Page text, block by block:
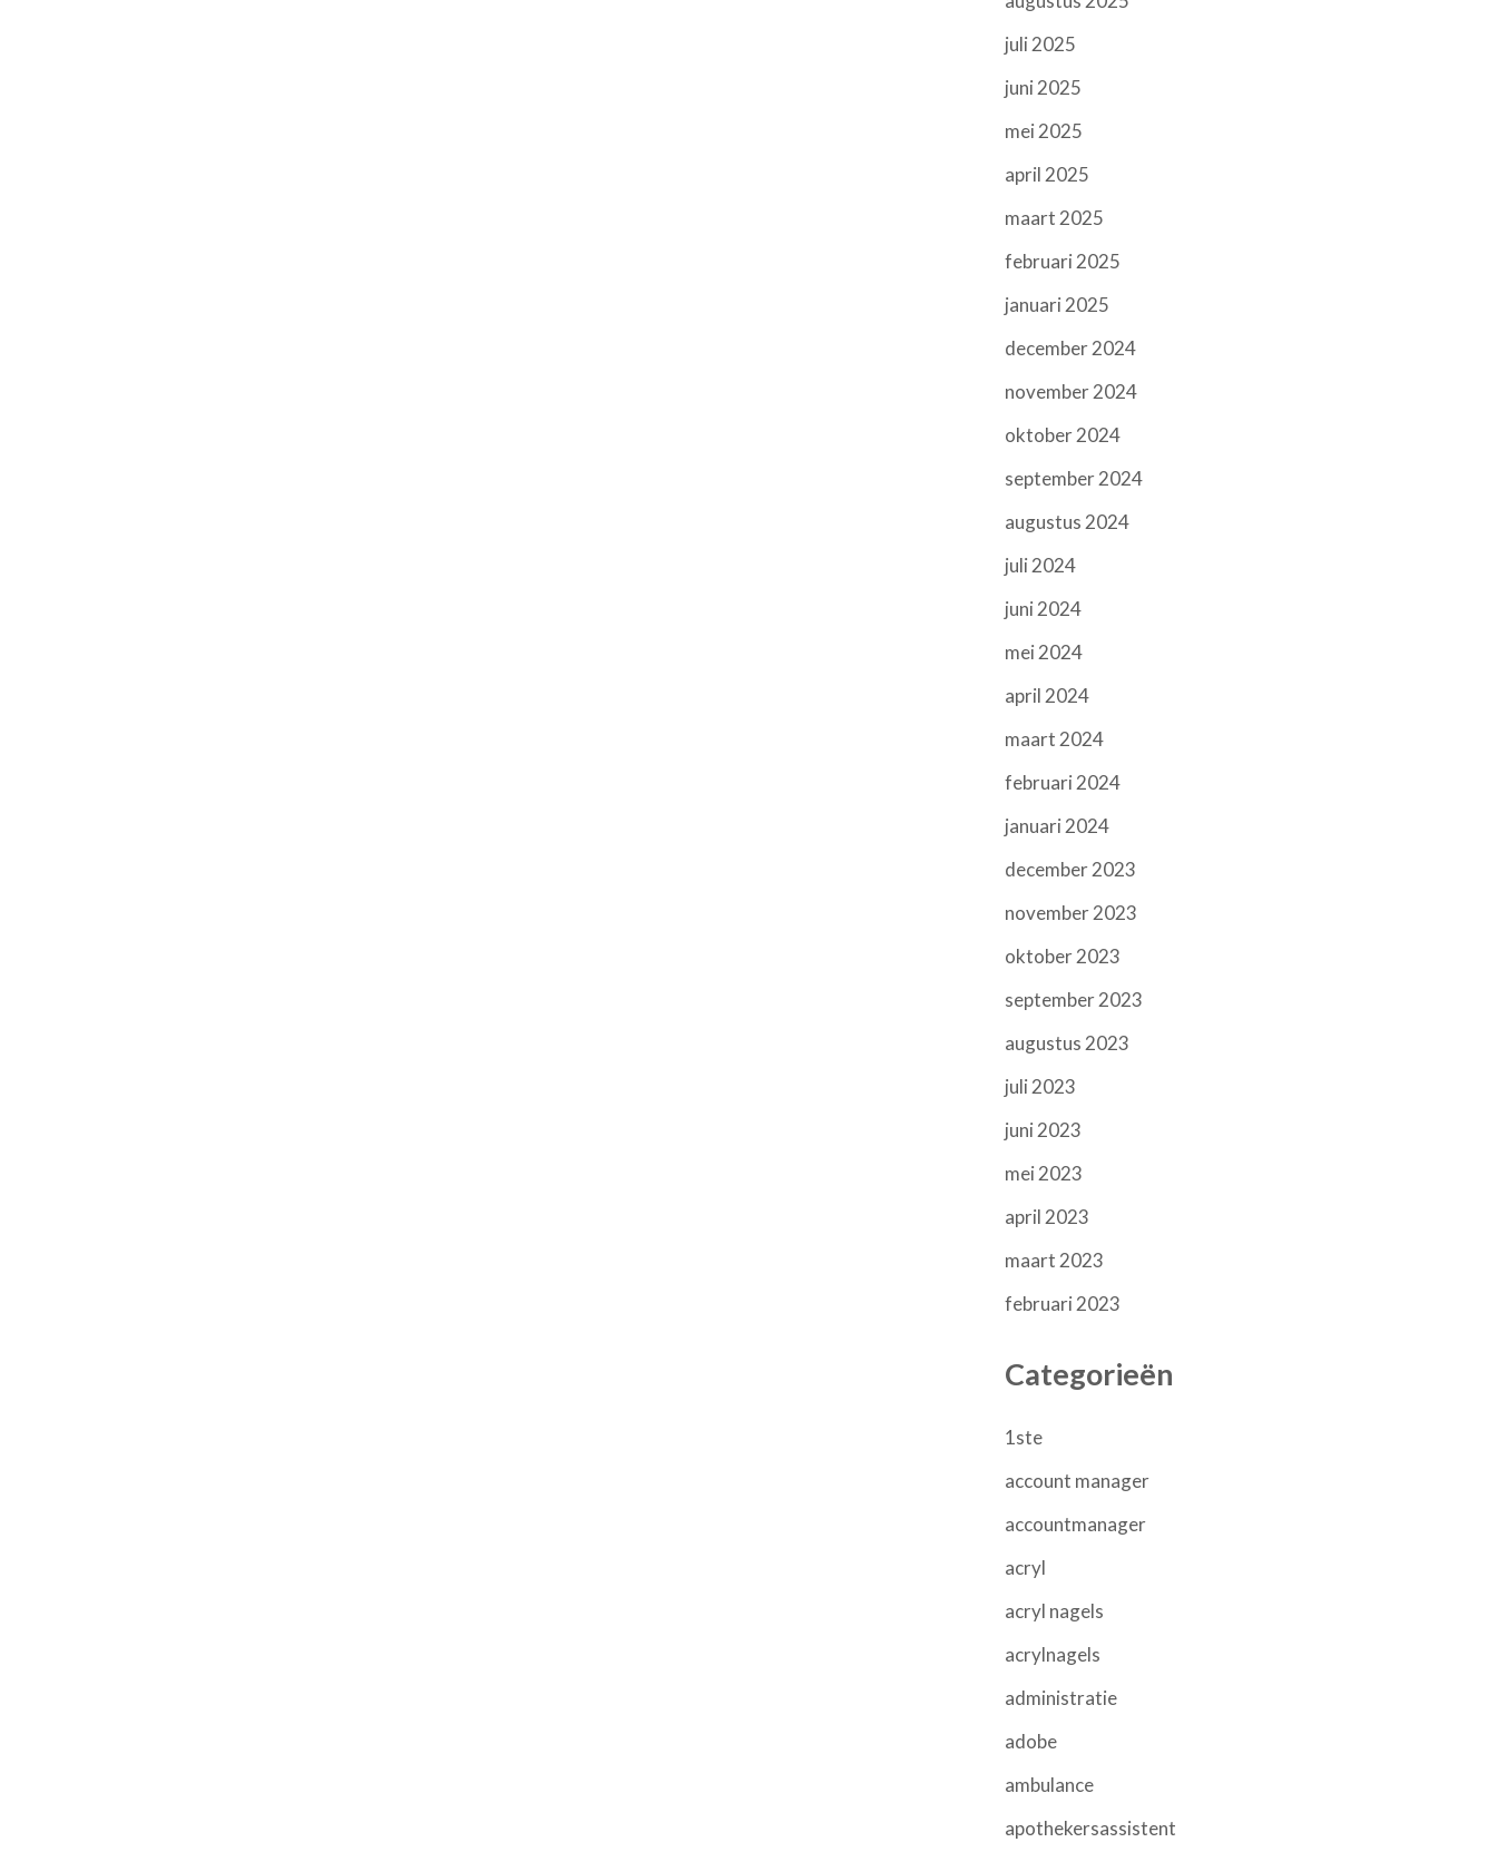
juli 2025
juni 2025
mei 2025
april 2025
maart 2025
februari 2025
januari 2025
december 2024
november 2024
oktober 2024
september 2024
augustus 2024
juli 2024
juni 2024
mei 2024
april 2024
maart 2024
februari 2024
januari 2024
december 2023
november 2023
oktober 2023
september 2023
augustus 2023
juli 2023
juni 2023
mei 2023
april 2023
maart 2023
februari 2023
Categorieën
1ste
account manager
accountmanager
acryl
acryl nagels
acrylnagels
administratie
adobe
ambulance
apothekersassistent